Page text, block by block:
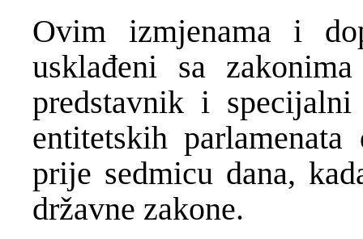
Ovim izmjenama i
usklađeni sa
predstavnik i
entitetskih
prije sedmicu dana,
državne zakone.